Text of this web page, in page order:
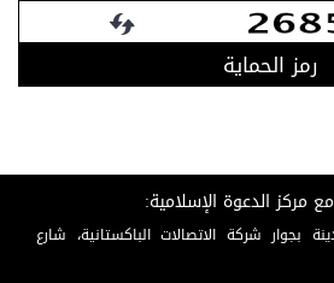
رمز الحماية
مركز الدعوة الإسلامية:
بجوار شركة الاتصالات الباكستانية، شارع